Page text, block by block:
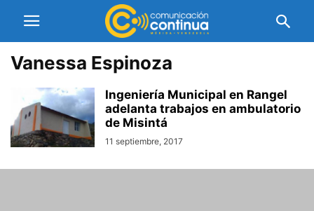
Vanessa Espinoza
Ingeniería Municipal en Rangel
adelanta trabajos en ambulatorio
de Misintá
11 septiembre, 2017